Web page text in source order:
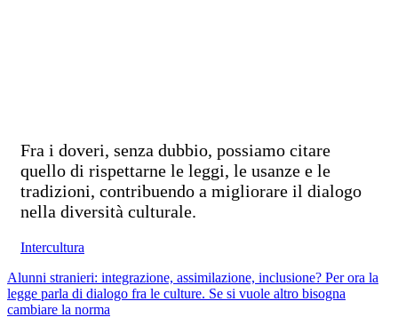
Fra i doveri, senza dubbio, possiamo citare
quello di rispettarne le leggi, le usanze e le
tradizioni, contribuendo a migliorare il dialogo
nella diversità culturale.
Intercultura
Alunni stranieri: integrazione, assimilazione, inclusione? Per ora la
legge parla di dialogo fra le culture. Se si vuole altro bisogna
cambiare la norma